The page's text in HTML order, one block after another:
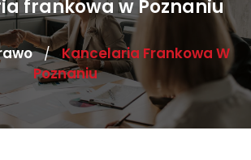
frankowa w Poznaniu
/ Kancelaria Frankowa W
Poznaniu